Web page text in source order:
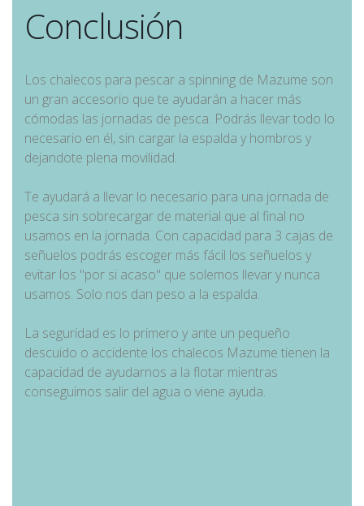
Conclusión
Los chalecos para pescar a spinning de Mazume son
un gran accesorio que te ayudarán a hacer más
cómodas las jornadas de pesca. Podrás llevar todo lo
necesario en él, sin cargar la espalda y hombros y
dejandote plena movilidad.
Te ayudará a llevar lo necesario para una jornada de
pesca sin sobrecargar de material que al final no
usamos en la jornada. Con capacidad para 3 cajas de
señuelos podrás escoger más fácil los señuelos y
evitar los "por si acaso" que solemos llevar y nunca
usamos. Solo nos dan peso a la espalda.
La seguridad es lo primero y ante un pequeño
descuido o accidente los chalecos Mazume tienen la
capacidad de ayudarnos a la flotar mientras
conseguimos salir del agua o viene ayuda.